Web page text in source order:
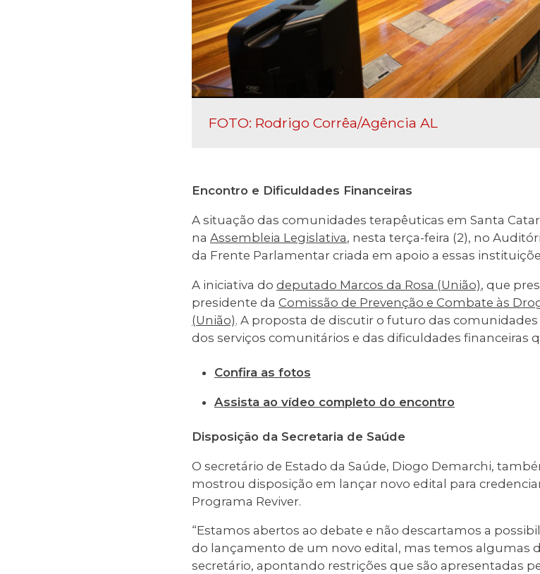
FOTO: Rodrigo Corrêa/Agência AL
Encontro e Dificuldades Financeiras
A situação das comunidades terapêuticas em Santa
na Assembleia Legislativa, nesta terça-feira (2), no
da Frente Parlamentar criada em apoio a essas
A iniciativa do deputado Marcos da Rosa (União), que
presidente da Comissão de Prevenção e Combate às
(União). A proposta de discutir o futuro das comunidades
dos serviços comunitários e das dificuldades financeiras
Confira as fotos
Assista ao vídeo completo do encontro
Disposição da Secretaria de Saúde
O secretário de Estado da Saúde, Diogo Demarchi,
mostrou disposição em lançar novo edital para
Programa Reviver.
“Estamos abertos ao debate e não descartamos a
do lançamento de um novo edital, mas temos algumas
secretário, apontando restrições que são apresentadas